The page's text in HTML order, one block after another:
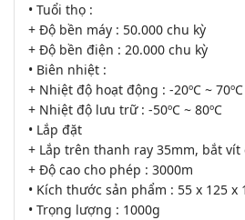
• Tuổi thọ :
+ Độ bền máy : 50.000 chu kỳ
+ Độ bền điện : 20.000 chu kỳ
• Biên nhiệt :
+ Nhiệt độ hoạt động : -20ºC ~ 70ºC
+ Nhiệt độ lưu trữ : -50ºC ~ 80ºC
• Lắp đặt
+ Lắp trên thanh ray 35mm, bắt vít
+ Độ cao cho phép : 3000m
• Kích thước sản phẩm : 55 x 125 x
• Trọng lượng : 1000g